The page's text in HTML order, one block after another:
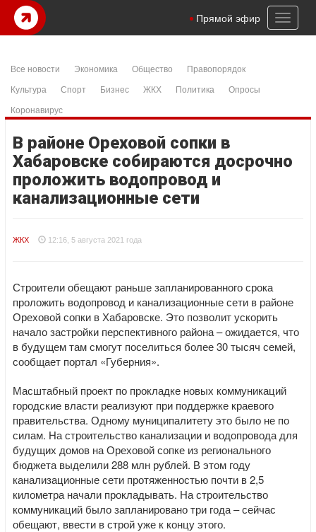
Toggle
Прямой эфир
Все новости Экономика Общество
Правопорядок
Культура
Спорт Бизнес ЖКХ Политика
Опросы
Коронавирус
В районе Ореховой сопки в
Хабаровске собираются досрочно
проложить водопровод и
канализационные сети
ЖКХ 12:16, 5 августа 2021 года
Строители обещают раньше запланированного срока
проложить водопровод и канализационные сети в районе
Ореховой сопки в Хабаровске. Это позволит ускорить
начало застройки перспективного района – ожидается, что
в будущем там смогут поселиться более 30 тысяч семей,
сообщает портал «Губерния».
Масштабный проект по прокладке новых коммуникаций
городские власти реализуют при поддержке краевого
правительства. Одному муниципалитету это было не по
силам. На строительство канализации и водопровода для
будущих домов на Ореховой сопке из регионального
бюджета выделили 288 млн рублей. В этом году
канализационные сети протяженностью почти в 2,5
километра начали прокладывать. На строительство
коммуникаций было запланировано три года – сейчас
обещают, ввести в строй уже к концу этого.